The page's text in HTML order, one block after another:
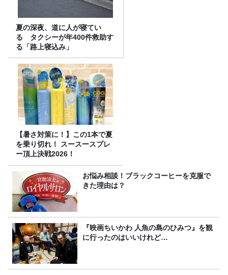
夏の深夜、道に人が寝てい
る タクシーが年400件救助す
る「路上寝込み」
【暑さ対策に！】この1本で夏
を乗り切れ！ スースースプレ
ー頂上決戦2026！
お悩み相談！ブラックコーヒーを克服で
きた理由は？
『映画ちいかわ 人魚の島のひみつ』を観
に行ったのはいいけれど…